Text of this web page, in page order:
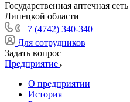
Государственная аптечная сеть
Липецкой области
+7 (4742) 340-340
Для сотрудников
Задать вопрос
Предприятие
О предприятии
История